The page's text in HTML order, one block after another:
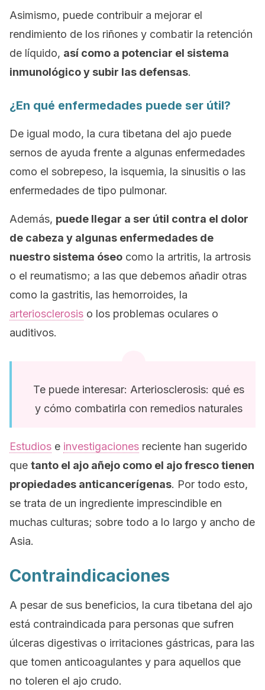
Asimismo, puede contribuir a mejorar el
rendimiento de los riñones y combatir la retención
de líquido, así como a potenciar el sistema
inmunológico y subir las defensas.
¿En qué enfermedades puede ser útil?
De igual modo, la cura tibetana del ajo puede
sernos de ayuda frente a algunas enfermedades
como el sobrepeso, la isquemia, la sinusitis o las
enfermedades de tipo pulmonar.
Además, puede llegar a ser útil contra el dolor
de cabeza y algunas enfermedades de
nuestro sistema óseo como la artritis, la artrosis
o el reumatismo; a las que debemos añadir otras
como la gastritis, las hemorroides, la
arteriosclerosis o los problemas oculares o
auditivos.
Te puede interesar: Arteriosclerosis: qué es
y cómo combatirla con remedios naturales
Estudios e investigaciones reciente han sugerido
que tanto el ajo añejo como el ajo fresco tienen
propiedades anticancerígenas. Por todo esto,
se trata de un ingrediente imprescindible en
muchas culturas; sobre todo a lo largo y ancho de
Asia.
Contraindicaciones
A pesar de sus beneficios, la cura tibetana del ajo
está contraindicada para personas que sufren
úlceras digestivas o irritaciones gástricas, para las
que tomen anticoagulantes y para aquellos que
no toleren el ajo crudo.